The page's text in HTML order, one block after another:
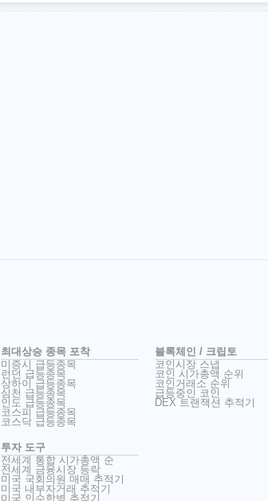
최대상승 종목 포착
미증시 급등종목
런던 급등종목
상하이 급등종목
심천 급등종목
인도 급등종목
코스피 급등종목
코스닥 급등종목
투자 도구
전세계 통합 시가총액 순
전세계 금융시장 등락
미국 국회의원 매매 추적기
미국 내부자거래 추적기
미국 인수합병 추적기
블록체인 / 크립토
코인시장 스냅
코인 시가총액 순위
코인거래소 순위
급등중인 코인
DEX 트랜잭션 추적기